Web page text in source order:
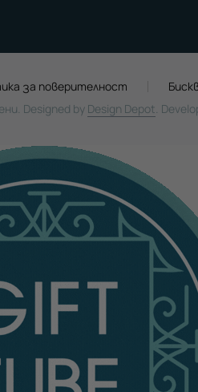
за поверителност
Designed by Design Depot.